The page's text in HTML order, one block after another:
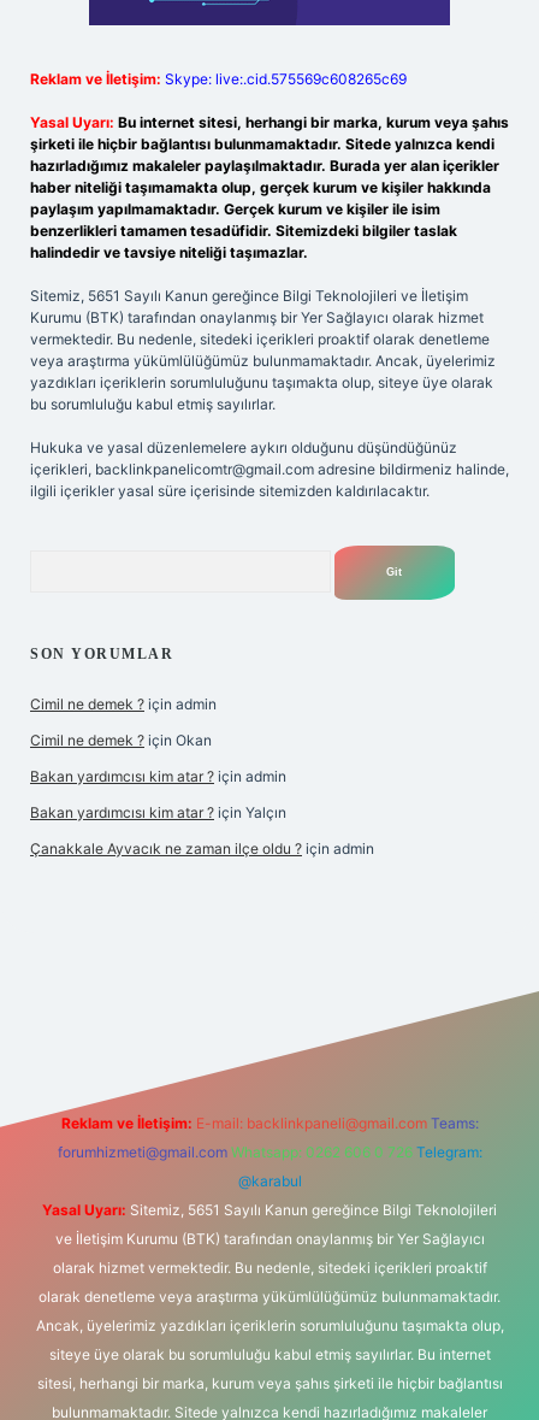
Reklam ve İletişim: Skype: live:.cid.575569c608265c69
Yasal Uyarı: Bu internet sitesi, herhangi bir marka, kurum veya şahıs
şirketi ile hiçbir bağlantısı bulunmamaktadır. Sitede yalnızca kendi
hazırladığımız makaleler paylaşılmaktadır. Burada yer alan içerikler
haber niteliği taşımamakta olup, gerçek kurum ve kişiler hakkında
paylaşım yapılmamaktadır. Gerçek kurum ve kişiler ile isim
benzerlikleri tamamen tesadüfidir. Sitemizdeki bilgiler taslak
halindedir ve tavsiye niteliği taşımazlar.
Sitemiz, 5651 Sayılı Kanun gereğince Bilgi Teknolojileri ve İletişim
Kurumu (BTK) tarafından onaylanmış bir Yer Sağlayıcı olarak hizmet
vermektedir. Bu nedenle, sitedeki içerikleri proaktif olarak denetleme
veya araştırma yükümlülüğümüz bulunmamaktadır. Ancak, üyelerimiz
yazdıkları içeriklerin sorumluluğunu taşımakta olup, siteye üye olarak
bu sorumluluğu kabul etmiş sayılırlar.
Hukuka ve yasal düzenlemelere aykırı olduğunu düşündüğünüz
içerikleri, backlinkpanelicomtr@gmail.com adresine bildirmeniz halinde,
ilgili içerikler yasal süre içerisinde sitemizden kaldırılacaktır.
SON YORUMLAR
Cimil ne demek ? için admin
Cimil ne demek ? için Okan
Bakan yardımcısı kim atar ? için admin
Bakan yardımcısı kim atar ? için Yalçın
Çanakkale Ayvacık ne zaman ilçe oldu ? için admin
Reklam ve İletişim: E-mail: backlinkpaneli@gmail.com Teams:
forumhizmeti@gmail.com Whatsapp: 0262 606 0 726 Telegram:
@karabul
Yasal Uyarı: Sitemiz, 5651 Sayılı Kanun gereğince Bilgi Teknolojileri
ve İletişim Kurumu (BTK) tarafından onaylanmış bir Yer Sağlayıcı
olarak hizmet vermektedir. Bu nedenle, sitedeki içerikleri proaktif
olarak denetleme veya araştırma yükümlülüğümüz bulunmamaktadır.
Ancak, üyelerimiz yazdıkları içeriklerin sorumluluğunu taşımakta olup,
siteye üye olarak bu sorumluluğu kabul etmiş sayılırlar. Bu internet
sitesi, herhangi bir marka, kurum veya şahıs şirketi ile hiçbir bağlantısı
bulunmamaktadır. Sitede yalnızca kendi hazırladığımız makaleler